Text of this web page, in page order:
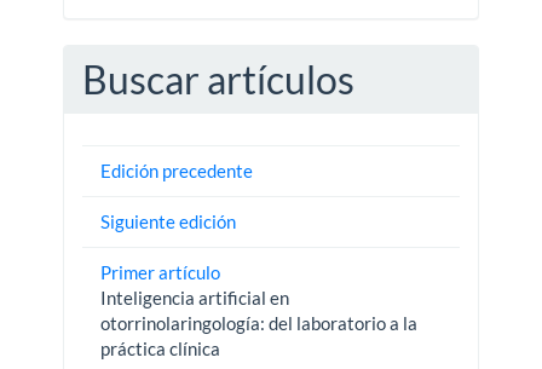
Buscar artículos
Edición precedente
Siguiente edición
Primer artículo
Inteligencia artificial en
otorrinolaringología: del laboratorio a la
práctica clínica